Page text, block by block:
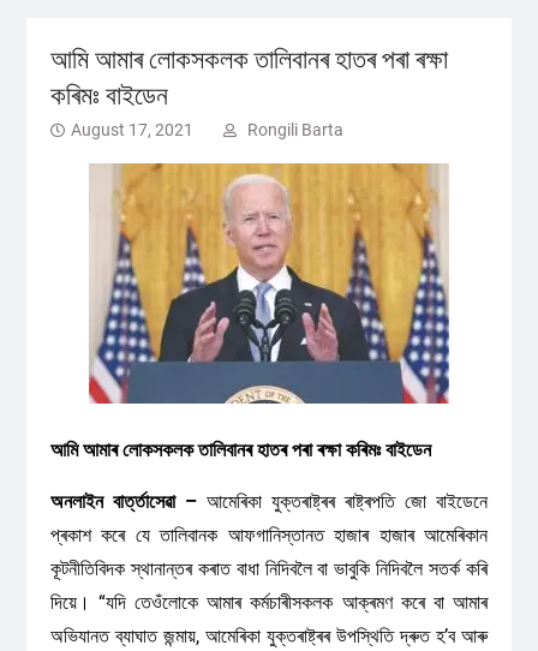
আমি আমাৰ লোকসকলক তালিবানৰ হাতৰ পৰা ৰক্ষা
কৰিমঃ বাইডেন
August 17, 2021 Rongili Barta
আমি আমাৰ লোকসকলক তালিবানৰ হাতৰ পৰা ৰক্ষা কৰিমঃ বাইডেন
অনলাইন বাৰ্ত্তাসেৱা –আমেৰিকা যুক্তৰাষ্ট্ৰৰ ৰাষ্ট্ৰপতি জো বাইডেনে
প্ৰকাশ কৰে যে তালিবানক আফগানিস্তানত হাজাৰ হাজাৰ আমেৰিকান
কূটনীতিবিদক স্থানান্তৰ কৰাত বাধা নিদিবলৈ বা ভাবুকি নিদিবলৈ সতৰ্ক কৰি
দিয়ে। “যদি তেওঁলোকে আমাৰ কৰ্মচাৰীসকলক আক্ৰমণ কৰে বা আমাৰ
অভিযানত ব্যাঘাত জন্মায়, আমেৰিকা যুক্তৰাষ্ট্ৰৰ উপস্থিতি দ্ৰুত হ’ব আৰু